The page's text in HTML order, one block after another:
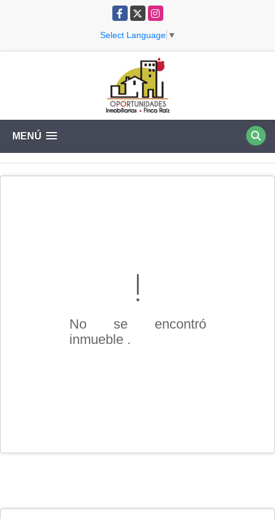
Facebook
X Instagram
Select Language ▼
MENÚ
No se encontró
inmueble .